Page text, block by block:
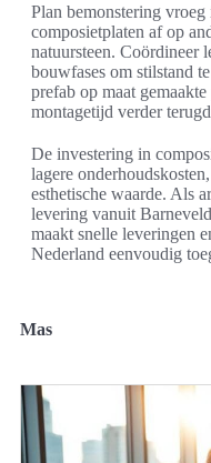
Plan bemonstering
composietplaten af op
natuursteen. Coördineer
bouwfases om stilstand
prefab op maat
montagetijd verder
De investering in
lagere
esthetische waarde. Als
levering vanuit
maakt snelle leveringen
Nederland eenvoudig
Mas